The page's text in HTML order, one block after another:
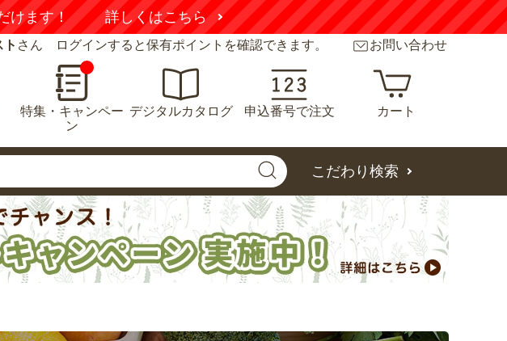
けます！ 詳しくはこちら
ト さん ログインすると保有ポイントを確認できます。 お問い合わせ
特集・キャンペー
ン
デジタルカタログ 申込番号で注文 カート
こだわり検索